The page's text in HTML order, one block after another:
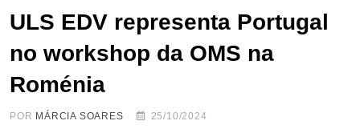
ULS EDV representa Portugal
no workshop da OMS na
Roménia
POR MÁRCIA SOARES 25/10/2024